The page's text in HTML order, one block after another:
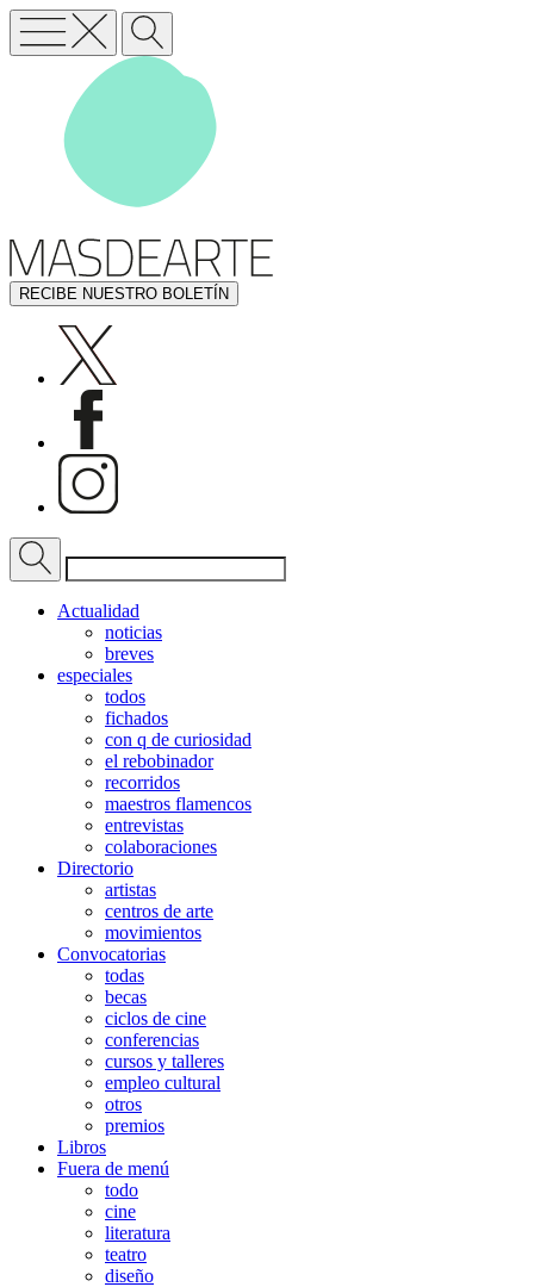
RECIBE NUESTRO BOLETÍN
Actualidad
noticias
breves
especiales
todos
fichados
con q de curiosidad
el rebobinador
recorridos
maestros flamencos
entrevistas
colaboraciones
Directorio
artistas
centros de arte
movimientos
Convocatorias
todas
becas
ciclos de cine
conferencias
cursos y talleres
empleo cultural
otros
premios
Libros
Fuera de menú
todo
cine
literatura
teatro
diseño